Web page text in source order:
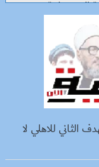
الثاني للاهلي لا